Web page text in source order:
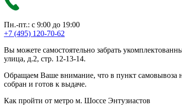
Пн.-пт.: с 9:00 до 19:00
+7 (495) 120-70-62
Вы можете самостоятельно забрать
улица, д.2, стр. 12-13-14.
Обращаем Ваше внимание, что в пункт самовывоза
собран и готов к выдаче.
Как пройти от метро м. Шоссе Энтузиастов